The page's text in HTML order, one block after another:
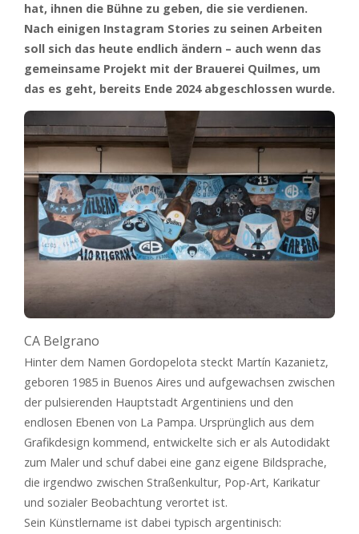
hat, ihnen die Bühne zu geben, die sie verdienen.
Nach einigen Instagram Stories zu seinen Arbeiten
soll sich das heute endlich ändern – auch wenn das
gemeinsame Projekt mit der Brauerei Quilmes, um
das es geht, bereits Ende 2024 abgeschlossen wurde.
CA Belgrano
Hinter dem Namen Gordopelota steckt Martín Kazanietz,
geboren 1985 in Buenos Aires und aufgewachsen zwischen
der pulsierenden Hauptstadt Argentiniens und den
endlosen Ebenen von La Pampa. Ursprünglich aus dem
Grafikdesign kommend, entwickelte sich er als Autodidakt
zum Maler und schuf dabei eine ganz eigene Bildsprache,
die irgendwo zwischen Straßenkultur, Pop-Art, Karikatur
und sozialer Beobachtung verortet ist.
Sein Künstlername ist dabei typisch argentinisch: